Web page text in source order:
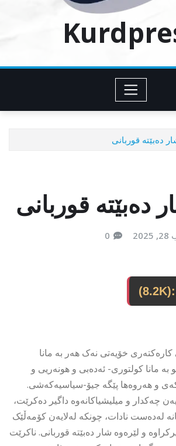
دەبێتە قوربانی
دەبێتە قوربانی
0
(8.2K)
خۆیەتی نەک هەر بە مانا
بە مانا کولتوری- ئەدەبی و هونەریی و
و هەروەها پێگە جیۆ-سیاسیەکەشی.
چەکدار و میلیشیاکانەوە داگیر دەکرێت،
لەدەست نادات، چونکە لەلایەن کۆمەڵێک
و لێرەوە شار دەبێتە قوربانی. ناکرێت